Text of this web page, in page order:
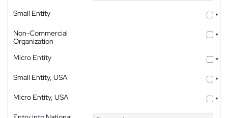
Small Entity
*
Non-Commercial
Organization
*
Micro Entity
*
Small Entity, USA
*
Micro Entity, USA
*